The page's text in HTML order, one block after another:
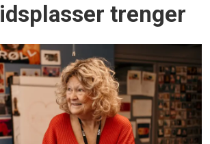
trenger